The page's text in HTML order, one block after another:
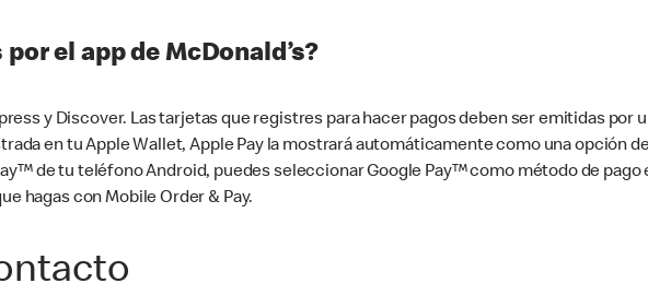
el app de McDonald’s?
y Discover. Las tarjetas que registres para hacer pagos deben ser emitidas por
en tu Apple Wallet, Apple Pay la mostrará automáticamente como una opción
de tu teléfono Android, puedes seleccionar Google Pay™ como método de pago
hagas con Mobile Order & Pay.